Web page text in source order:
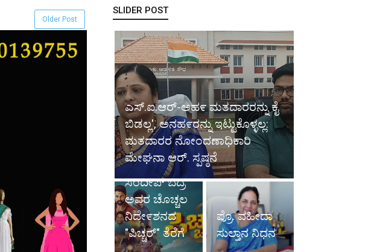
Older Post
SLIDER POST
ಎಸ್.ಐ.ಆರ್-ಅಹ೯ ಮತದಾರರನ್ನು ಕೈ
ಬಿಡಲ್ಲ', ಅನಹ೯ರನ್ನು ಇಟ್ಟುಕೊಳ್ಳಲ್ಲ:
ಮತದಾರರ ನೋಂದಣಾಧಿಕಾರಿ
ಮೇಘನಾ ಆರ್. ಸ್ಪಷ್ಠನೆ
ಸಂದೀಪ್ ಬೆದ್ರ
ಅವರ ಚೊಚ್ಚಲ
ನಿದೇ೯ಶನದ
"ಪಿಚ್ಚರ್" ತೆರೆಗೆ
ಪ್ರೊ. ವಹೀದಾ
ಸುಲ್ತಾನ ನಿಧನ